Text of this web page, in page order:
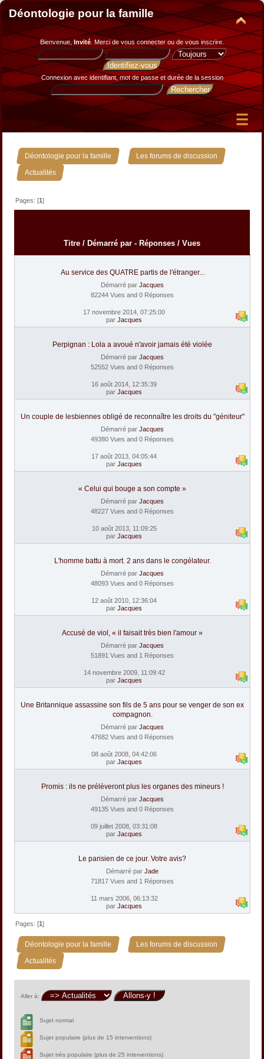
Déontologie pour la famille
Bienvenue, Invité. Merci devous connecter ou de vous inscrire.
Connexion avec identifiant, mot de passe et durée de la session
Déontologie pour la famille » Les forums de discussion »
Actualités
Pages: [1]
Titre / Démarré par - Réponses / Vues
Au service des QUATRE partis de l'étranger...
Démarré par Jacques
82244 Vues and 0 Réponses
17 novembre 2014, 07:25:00
par Jacques
Perpignan : Lola a avoué n'avoir jamais été violée
Démarré par Jacques
52552 Vues and 0 Réponses
16 août 2014, 12:35:39
par Jacques
Un couple de lesbiennes obligé de reconnaître les droits du "géniteur"
Démarré par Jacques
49380 Vues and 0 Réponses
17 août 2013, 04:05:44
par Jacques
« Celui qui bouge a son compte »
Démarré par Jacques
48227 Vues and 0 Réponses
10 août 2013, 11:09:25
par Jacques
L'homme battu à mort. 2 ans dans le congélateur.
Démarré par Jacques
48093 Vues and 0 Réponses
12 août 2010, 12:36:04
par Jacques
Accusé de viol, « il faisait très bien l'amour »
Démarré par Jacques
51891 Vues and 1 Réponses
14 novembre 2009, 11:09:42
par Jacques
Une Britannique assassine son fils de 5 ans pour se venger de son ex
compagnon.
Démarré par Jacques
47682 Vues and 0 Réponses
08 août 2008, 04:42:06
par Jacques
Promis : ils ne prélèveront plus les organes des mineurs !
Démarré par Jacques
49135 Vues and 0 Réponses
09 juillet 2008, 03:31:08
par Jacques
Le parisien de ce jour. Votre avis?
Démarré par Jade
71817 Vues and 1 Réponses
11 mars 2006, 06:13:32
par Jacques
Pages: [1]
Déontologie pour la famille » Les forums de discussion »
Actualités
Aller à:
Sujet normal
Sujet populaire (plus de 15 interventions)
Sujet très populaire (plus de 25 interventions)